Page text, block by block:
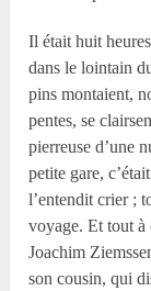
Il était huit
dans le lointain
pins montaient,
pentes, se
pierreuse d’une
petite gare,
l’entendit crier ;
voyage. Et tout
Joachim
son cousin, qui